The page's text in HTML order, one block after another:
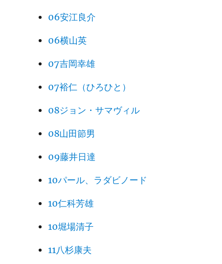
06安江良介
06横山英
07吉岡幸雄
07裕仁（ひろひと）
08ジョン・サマヴィル
08山田節男
09藤井日達
10パール、ラダビノード
10仁科芳雄
10堀場清子
11八杉康夫